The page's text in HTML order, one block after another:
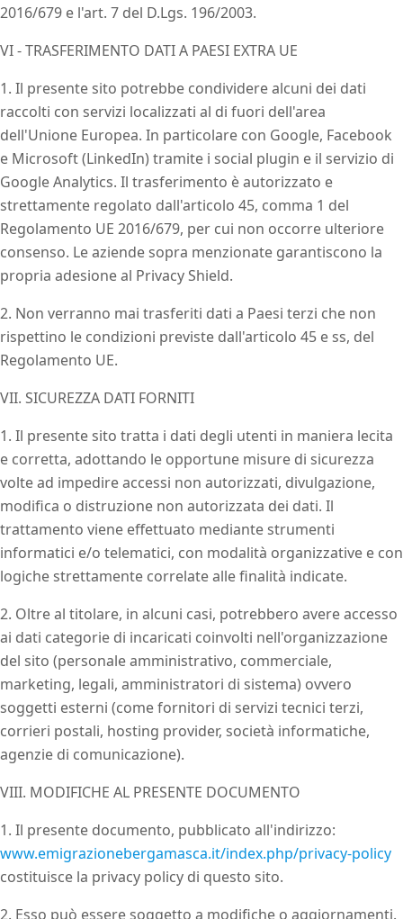
2016/679 e l'art. 7 del D.Lgs. 196/2003.
VI - TRASFERIMENTO DATI A PAESI EXTRA UE
1. Il presente sito potrebbe condividere alcuni dei dati
raccolti con servizi localizzati al di fuori dell'area
dell'Unione Europea. In particolare con Google, Facebook
e Microsoft (LinkedIn) tramite i social plugin e il servizio di
Google Analytics. Il trasferimento è autorizzato e
strettamente regolato dall'articolo 45, comma 1 del
Regolamento UE 2016/679, per cui non occorre ulteriore
consenso. Le aziende sopra menzionate garantiscono la
propria adesione al Privacy Shield.
2. Non verranno mai trasferiti dati a Paesi terzi che non
rispettino le condizioni previste dall'articolo 45 e ss, del
Regolamento UE.
VII. SICUREZZA DATI FORNITI
1. Il presente sito tratta i dati degli utenti in maniera lecita
e corretta, adottando le opportune misure di sicurezza
volte ad impedire accessi non autorizzati, divulgazione,
modifica o distruzione non autorizzata dei dati. Il
trattamento viene effettuato mediante strumenti
informatici e/o telematici, con modalità organizzative e con
logiche strettamente correlate alle finalità indicate.
2. Oltre al titolare, in alcuni casi, potrebbero avere accesso
ai dati categorie di incaricati coinvolti nell'organizzazione
del sito (personale amministrativo, commerciale,
marketing, legali, amministratori di sistema) ovvero
soggetti esterni (come fornitori di servizi tecnici terzi,
corrieri postali, hosting provider, società informatiche,
agenzie di comunicazione).
VIII. MODIFICHE AL PRESENTE DOCUMENTO
1. Il presente documento, pubblicato all'indirizzo:
www.emigrazionebergamasca.it/index.php/privacy-policy
costituisce la privacy policy di questo sito.
2. Esso può essere soggetto a modifiche o aggiornamenti.